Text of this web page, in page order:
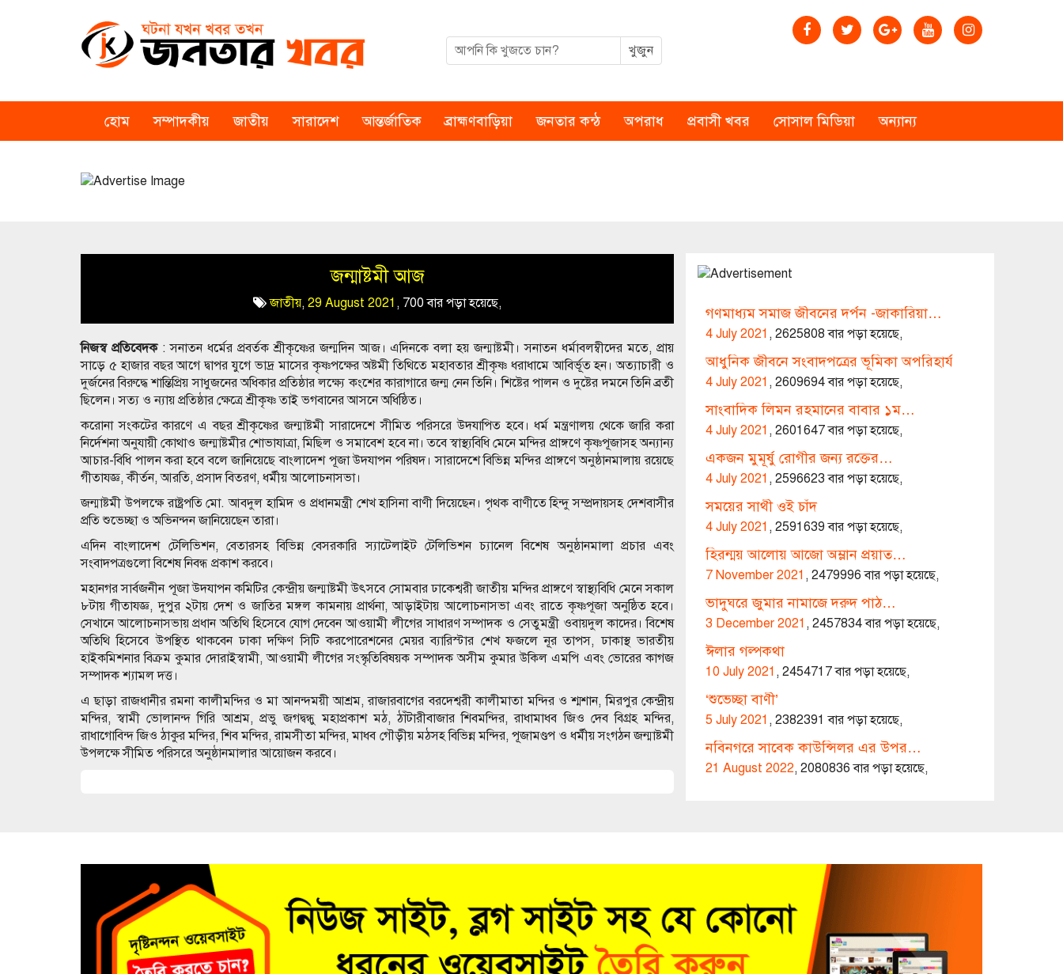
হোম সম্পাদকীয় জাতীয় সারাদেশ আন্তর্জাতিক ব্রাহ্মণবাড়িয়া জনতার কন্ঠ অপরাধ প্রবাসী খবর সোসাল মিডিয়া অন্যান্য
জন্মাষ্টমী আজ
জাতীয়, 29 August 2021 , 700 বার পড়া হয়েছে,
নিজস্ব প্রতিবেদক: সনাতন ধর্মের প্রবর্তক শ্রীকৃষ্ণের জন্মদিন আজ। এদিনকে বলা হয় জন্মাষ্টমী। সনাতন ধর্মাবলম্বীদের মতে, প্রায়
সাড়ে ৫ হাজার বছর আগে দ্বাপর যুগে ভাদ্র মাসের কৃষ্ণপক্ষের অষ্টমী তিথিতে মহাবতার শ্রীকৃষ্ণ ধরাধামে আবির্ভূত হন। অত্যাচারী ও
দুর্জনের বিরুদ্ধে শান্তিপ্রিয় সাধুজনের অধিকার প্রতিষ্ঠার লক্ষ্যে কংশের কারাগারে জন্ম নেন তিনি। শিষ্টের পালন ও দুষ্টের দমনে তিনি ব্রতী
ছিলেন। সত্য ও ন্যায় প্রতিষ্ঠার ক্ষেত্রে শ্রীকৃষ্ণ তাই ভগবানের আসনে অধিষ্ঠিত।
করোনা সংকটের কারণে এ বছর শ্রীকৃষ্ণের জন্মাষ্টমী সারাদেশে সীমিত পরিসরে উদযাপিত হবে। ধর্ম মন্ত্রণালয় থেকে জারি করা
নির্দেশনা অনুযায়ী কোথাও জন্মাষ্টমীর শোভাযাত্রা, মিছিল ও সমাবেশ হবে না। তবে স্বাস্থ্যবিধি মেনে মন্দির প্রাঙ্গণে কৃষ্ণপূজাসহ অন্যান্য
আচার-বিধি পালন করা হবে বলে জানিয়েছে বাংলাদেশ পূজা উদযাপন পরিষদ। সারাদেশে বিভিন্ন মন্দির প্রাঙ্গণে অনুষ্ঠানমালায় রয়েছে
গীতাযজ্ঞ, কীর্তন, আরতি, প্রসাদ বিতরণ, ধর্মীয় আলোচনাসভা।
জন্মাষ্টমী উপলক্ষে রাষ্ট্রপতি মো. আবদুল হামিদ ও প্রধানমন্ত্রী শেখ হাসিনা বাণী দিয়েছেন। পৃথক বাণীতে হিন্দু সম্প্রদায়সহ দেশবাসীর
প্রতি শুভেচ্ছা ও অভিনন্দন জানিয়েছেন তারা।
এদিন বাংলাদেশ টেলিভিশন, বেতারসহ বিভিন্ন বেসরকারি স্যাটেলাইট টেলিভিশন চ্যানেল বিশেষ অনুষ্ঠানমালা প্রচার এবং
সংবাদপত্রগুলো বিশেষ নিবন্ধ প্রকাশ করবে।
মহানগর সার্বজনীন পূজা উদযাপন কমিটির কেন্দ্রীয় জন্মাষ্টমী উৎসবে সোমবার ঢাকেশ্বরী জাতীয় মন্দির প্রাঙ্গণে স্বাস্থ্যবিধি মেনে সকাল
৮টায় গীতাযজ্ঞ, দুপুর ২টায় দেশ ও জাতির মঙ্গল কামনায় প্রার্থনা, আড়াইটায় আলোচনাসভা এবং রাতে কৃষ্ণপূজা অনুষ্ঠিত হবে।
সেখানে আলোচনাসভায় প্রধান অতিথি হিসেবে যোগ দেবেন আওয়ামী লীগের সাধারণ সম্পাদক ও সেতুমন্ত্রী ওবায়দুল কাদের। বিশেষ
অতিথি হিসেবে উপস্থিত থাকবেন ঢাকা দক্ষিণ সিটি করপোরেশনের মেয়র ব্যারিস্টার শেখ ফজলে নূর তাপস, ঢাকাস্থ ভারতীয়
হাইকমিশনার বিক্রম কুমার দোরাইস্বামী, আওয়ামী লীগের সংস্কৃতিবিষয়ক সম্পাদক অসীম কুমার উকিল এমপি এবং ভোরের কাগজ
সম্পাদক শ্যামল দত্ত।
এ ছাড়া রাজধানীর রমনা কালীমন্দির ও মা আনন্দময়ী আশ্রম, রাজারবাগের বরদেশ্বরী কালীমাতা মন্দির ও শ্মশান, মিরপুর কেন্দ্রীয়
মন্দির, স্বামী ভোলানন্দ গিরি আশ্রম, প্রভু জগদ্বন্ধু মহাপ্রকাশ মঠ, ঠাঁটারীবাজার শিবমন্দির, রাধামাধব জিও দেব বিগ্রহ মন্দির,
রাধাগোবিন্দ জিও ঠাকুর মন্দির, শিব মন্দির, রামসীতা মন্দির, মাধব গৌড়ীয় মঠসহ বিভিন্ন মন্দির, পূজামণ্ডপ ও ধর্মীয় সংগঠন জন্মাষ্টমী
উপলক্ষে সীমিত পরিসরে অনুষ্ঠানমালার আয়োজন করবে।
গণমাধ্যম সমাজ জীবনের দর্পন -জাকারিয়া…
4 July 2021 , 2625808 বার পড়া হয়েছে,
আধুনিক জীবনে সংবাদপত্রের ভূমিকা অপরিহার্য
4 July 2021 , 2609694 বার পড়া হয়েছে,
সাংবাদিক লিমন রহমানের বাবার ১ম…
4 July 2021 , 2601647 বার পড়া হয়েছে,
একজন মুমূর্ষু রোগীর জন্য রক্তের…
4 July 2021 , 2596623 বার পড়া হয়েছে,
সময়ের সাথী ওই চাঁদ
4 July 2021 , 2591639 বার পড়া হয়েছে,
হিরন্ময় আলোয় আজো অম্লান প্রয়াত…
7 November 2021 , 2479996 বার পড়া হয়েছে,
ভাদুঘরে জুমার নামাজে দরুদ পাঠ…
3 December 2021 , 2457834 বার পড়া হয়েছে,
ঈলার গল্পকথা
10 July 2021 , 2454717 বার পড়া হয়েছে,
‘শুভেচ্ছা বাণী’
5 July 2021 , 2382391 বার পড়া হয়েছে,
নবিনগরে সাবেক কাউন্সিলর এর উপর…
21 August 2022, 2080836 বার পড়া হয়েছে,